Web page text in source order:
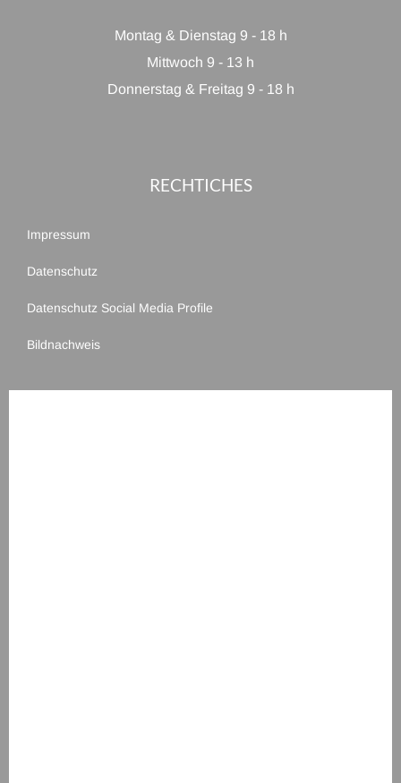
Montag & Dienstag 9 - 18 h
Mittwoch 9 - 13 h
Donnerstag & Freitag 9 - 18 h
RECHTICHES
Impressum
Datenschutz
Datenschutz Social Media Profile
Bildnachweis